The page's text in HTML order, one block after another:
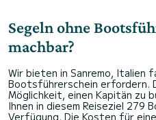
Segeln ohne
machbar?
Wir bieten in Sanremo, Italien
Bootsführerschein erfordern.
Möglichkeit, einen Kapitän zu
Ihnen in diesem Reiseziel 279
Verfügung. Die Kosten für